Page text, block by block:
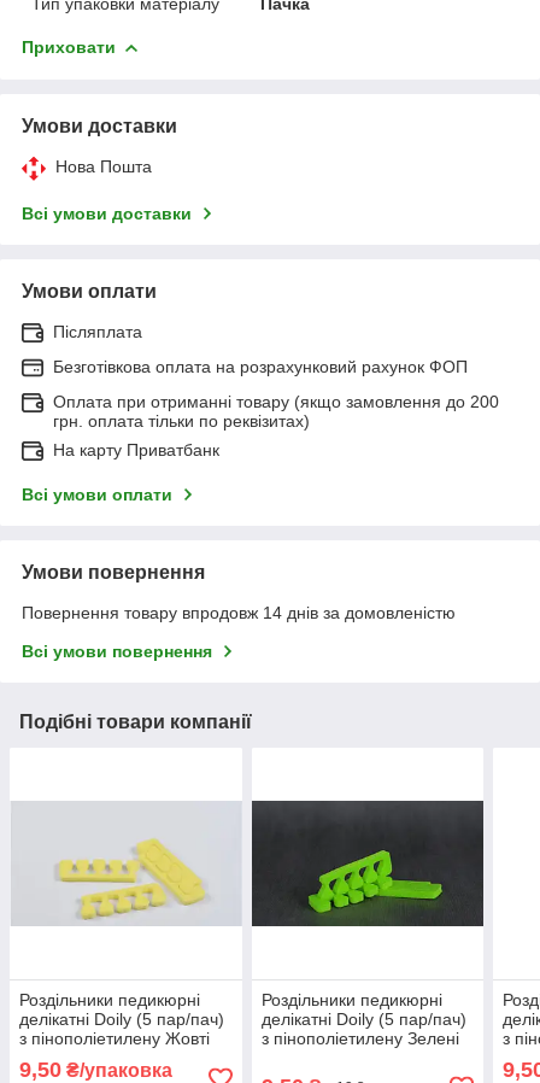
Приховати
Умови доставки
Нова Пошта
Всі умови доставки
Умови оплати
Післяплата
Безготівкова оплата на розрахунковий рахунок ФОП
Оплата при отриманні товару (якщо замовлення до 200
грн. оплата тільки по реквізитах)
На карту Приватбанк
Всі умови оплати
Умови повернення
Повернення товару впродовж 14 днів за домовленістю
Всі умови повернення
Подібні товари компанії
Роздільники педикюрні
делікатні Doily (5 пар/пач)
з пінополіетилену Жовті
9,50 ₴/упаковка
Роздільники педикюрні
делікатні Doily (5 пар/пач)
з пінополіетилену Зелені
з